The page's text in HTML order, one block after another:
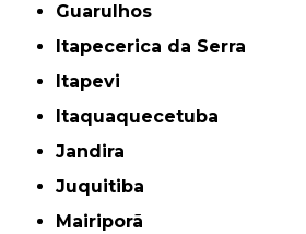
Guarulhos
Itapecerica da Serra
Itapevi
Itaquaquecetuba
Jandira
Juquitiba
Mairiporã